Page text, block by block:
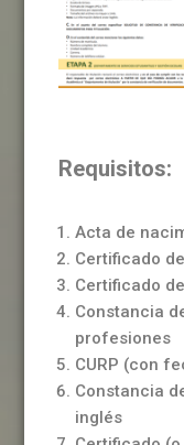
Requisitos:
Acta de
Certificado
Certificado
Constancia
profesiones
CURP (con
Constancia
inglés